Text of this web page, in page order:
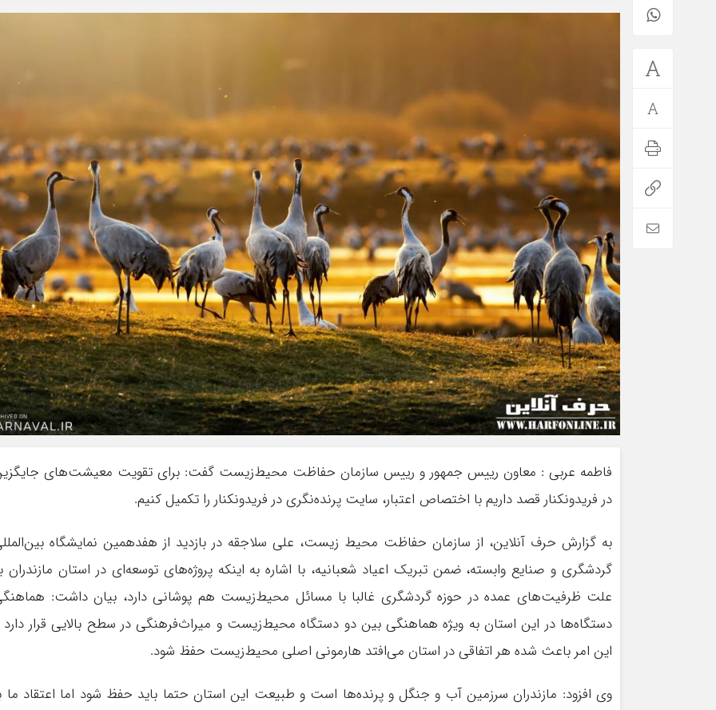
فاطمه عربی : معاون رییس جمهور و رییس سازمان حفاظت محیط‌زیست گفت: برای تقویت معیشت‌های
در فریدونکنار قصد داریم با اختصاص اعتبار، سایت پرنده‌نگری در فریدونکنار را تکمیل کنیم.
به گزارش حرف آنلاین، از سازمان حفاظت محیط زیست، علی سلاجقه در بازدید از هفدهمین نمایشگاه
گردشگری و صنایع وابسته، ضمن تبریک اعیاد شعبانیه، با اشاره به اینکه پروژه‌های توسعه‌ای در استان مازندران
علت ظرفیت‌های عمده در حوزه گردشگری غالبا با مسائل محیط‌زیست هم پوشانی دارد، بیان داشت:
دستگاه‌ها در این استان به ویژه هماهنگی بین دو دستگاه محیط‌زیست و میراث‌فرهنگی در سطح بالایی قرار دارد
این امر باعث شده هر اتفاقی در استان می‌افتد هارمونی اصلی محیط‌زیست حفظ شود.
وی افزود: مازندران سرزمین آب و جنگل و پرنده‌ها است و طبیعت این استان حتما باید حفظ شود اما اعتقاد ما